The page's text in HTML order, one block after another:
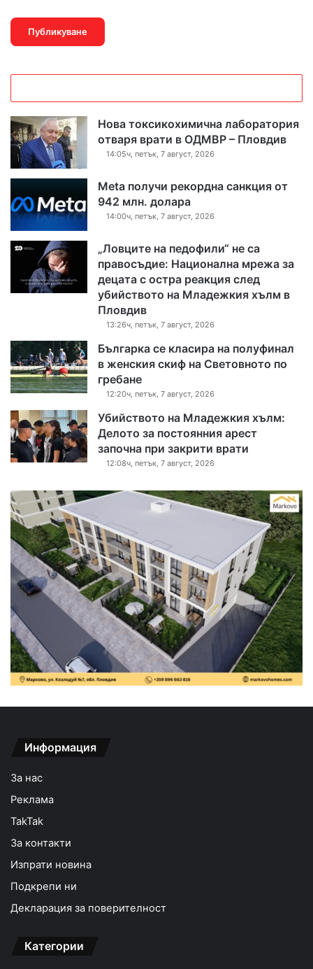
Нова токсикохимична лаборатория
отваря врати в ОДМВР – Пловдив
14:05ч, петък, 7 август, 2026
Meta получи рекордна санкция от
942 млн. долара
14:00ч, петък, 7 август, 2026
„Ловците на педофили“ не са
правосъдие: Национална мрежа за
децата с остра реакция след
убийството на Младежкия хълм в
Пловдив
13:26ч, петък, 7 август, 2026
Българка се класира на полуфинал
в женския скиф на Световното по
гребане
12:20ч, петък, 7 август, 2026
Убийството на Младежкия хълм:
Делото за постоянния арест
започна при закрити врати
12:08ч, петък, 7 август, 2026
Информация
За нас
Реклама
TakTak
За контакти
Изпрати новина
Подкрепи ни
Декларация за поверителност
Категории